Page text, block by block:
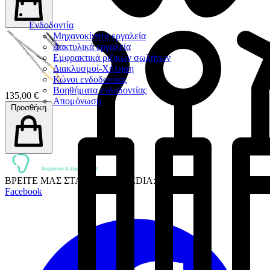
Ενδοδοντία
Μηχανοκίνητα εργαλεία
Δακτυλικά εργαλεία
Εμφρακτικά ριζικών σωλήνων
Διακλυσμοί-Χήληση
Κώνοι ενδοδοντίας
Βοηθήματα ενδοδοντίας
Απομόνωση
135,00 €
Προσθήκη
ΒΡΕΙΤΕ ΜΑΣ ΣΤΑ SOCIAL MEDIA:
Facebook